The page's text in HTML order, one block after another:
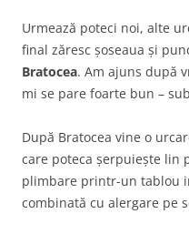
Urmează poteci noi, alte
final zăresc șoseaua și
Bratocea. Am ajuns după
mi se pare foarte bun –
După Bratocea vine o
care poteca șerpuiește lin
plimbare printr-un tablou
combinată cu alergare pe